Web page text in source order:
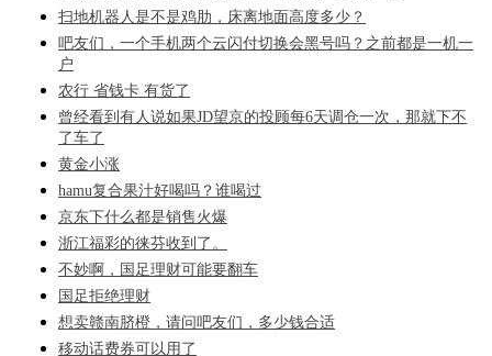
扫地机器人是不是鸡肋，床离地面高度多少？
吧友们，一个手机两个云闪付切换会黑号吗？之前都是一机一
户
农行 省钱卡 有货了
曾经看到有人说如果JD望京的投顾每6天调仓一次，那就下不
了车了
黄金小涨
hamu复合果汁好喝吗？谁喝过
京东下什么都是销售火爆
浙江福彩的徕芬收到了。
不妙啊，国足理财可能要翻车
国足拒绝理财
想卖赣南脐橙，请问吧友们，多少钱合适
移动话费券可以用了